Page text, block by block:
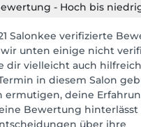
- Hoch bis
Salonkee verifizierte
unten einige nicht
dir vielleicht auch
in diesem Salon
ermutigen, deine
Bewertung hinterlässt
über ihre